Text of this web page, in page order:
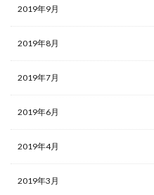
2019年9月
2019年8月
2019年7月
2019年6月
2019年4月
2019年3月